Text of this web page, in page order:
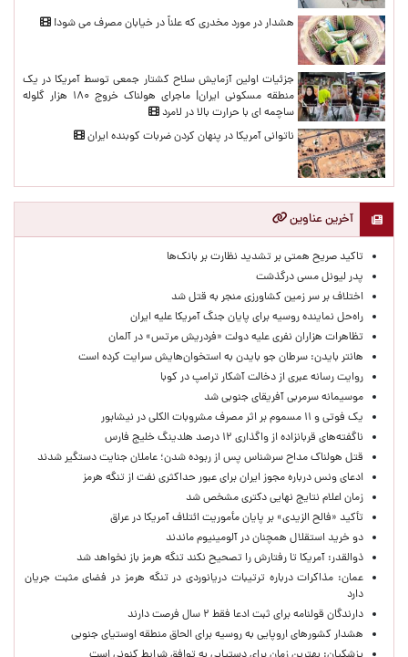
هشدار در مورد مخدری که علناً در خیابان مصرف می شود!
جزئیات اولین آزمایش سلاح کشتار جمعی توسط آمریکا در یک
منطقه مسکونی ایران| ماجرای هولناک خروج ۱۸۰ هزار گلوله
ساچمه ای با حرارت بالا در لامرد
ناتوانی آمریکا در پنهان کردن ضربات کوبنده ایران
آخرین عناوین
تاکید صریح همتی بر تشدید نظارت بر بانک‌ها
پدر لیونل مسی درگذشت
اختلاف بر سر زمین کشاورزی منجر به قتل شد
راه‌حل نماینده روسیه برای پایان جنگ آمریکا علیه ایران
تظاهرات هزاران نفری علیه دولت «فردریش مرتس» در آلمان
هانتر بایدن: سرطان جو بایدن به استخوان‌هایش سرایت کرده است
روایت رسانه عبری از دخالت آشکار ترامپ در کوبا
موسیمانه سرمربی آفریقای جنوبی شد
یک فوتی و ۱۱ مسموم بر اثر مصرف مشروبات الکلی در نیشابور
ناگفته‌های قربانزاده از واگذاری ۱۲ درصد هلدینگ خلیج فارس
قتل هولناک مداح سرشناس پس از ربوده شدن؛ عاملان جنایت دستگیر شدند
ادعای ونس درباره مجوز ایران برای عبور حداکثری نفت از تنگه هرمز
زمان اعلام نتایج نهایی دکتری مشخص شد
تأکید «فالح الزیدی» بر پایان مأموریت ائتلاف آمریکا در عراق
دو خرید استقلال همچنان در آلومینیوم ماندند
ذوالقدر: آمریکا تا رفتارش را تصحیح نکند تنگه هرمز باز نخواهد شد
عمان: مذاکرات درباره ترتیبات دریانوردی در تنگه هرمز در فضای مثبت جریان
دارد
دارندگان قولنامه برای ثبت ادعا فقط ۲ سال فرصت دارند
هشدار کشورهای اروپایی به روسیه برای الحاق منطقه اوستیای جنوبی